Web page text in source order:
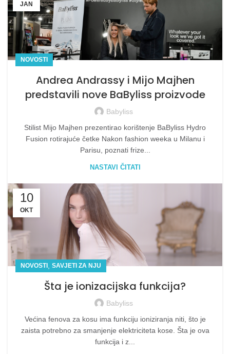
JAN
NOVOSTI
Andrea Andrassy i Mijo Majhen
predstavili nove BaByliss proizvode
Babyliss
Stilist Mijo Majhen prezentirao korištenje BaByliss Hydro
Fusion rotirajuće četke Nakon fashion weeka u Milanu i
Parisu, poznati frize...
NASTAVI ČITATI
10
OKT
NOVOSTI SAVJETI ZA NJU
Šta je ionizacijska funkcija?
Babyliss
Većina fenova za kosu ima funkciju ioniziranja niti, što je
zaista potrebno za smanjenje elektriciteta kose. Šta je ova
funkcija i z...